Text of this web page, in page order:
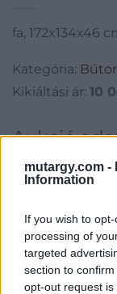
mutargy.com -
Information
If you wish to
processing of
targeted
section to
opt-out request
fa, 172x134x46
Kategória: Bútor
Kikiáltási ár: 10
Aukció
Aukció neve:220. -
műtárgy
Aukció ideje: 18:00
Aukció helye: II.
Tételszám: 136